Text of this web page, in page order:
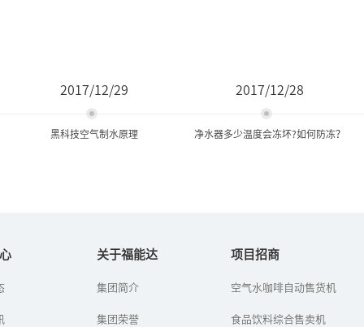
2017/12/29
黑科技空气制水原理
技”从以往的幻想到如今
品“扑面而来”，黑科
2017/12/28
净水器多少温度会冻坏?如何防冻？
冬至已过，我国也随之进
的季节来了，一些北方地
关于福能达
集团简介
集团荣誉
项目招商
空气水咖啡自动售货机
食品饮料综合售卖机